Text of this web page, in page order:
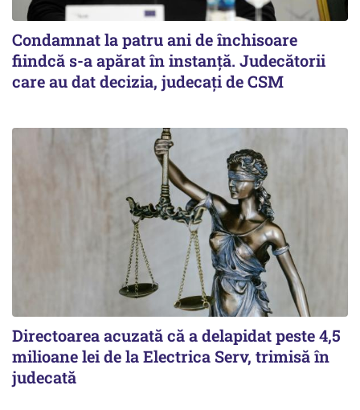
Condamnat la patru ani de închisoare
fiindcă s-a apărat în instanță. Judecătorii
care au dat decizia, judecați de CSM
Directoarea acuzată că a delapidat peste 4,5
milioane lei de la Electrica Serv, trimisă în
judecată